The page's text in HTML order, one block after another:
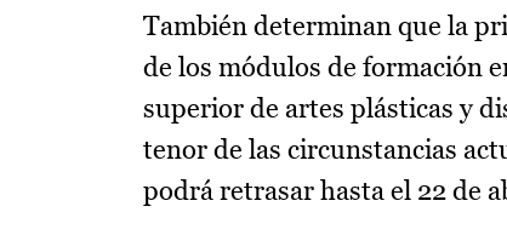
También determinan que la
de los módulos de formación
superior de artes plásticas y
tenor de las circunstancias
podrá retrasar hasta el 22 de